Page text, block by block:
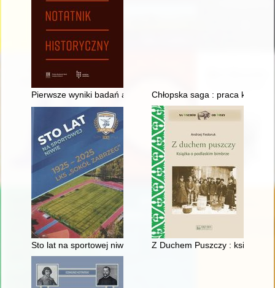
Pierwsze wyniki badań archeologicznych przy ulicy
Chłopska saga : praca
Sto lat na sportowej niwie : LKS "Sokół Zabrzeg" 1925-2025
Z Duchem Puszczy : książka o